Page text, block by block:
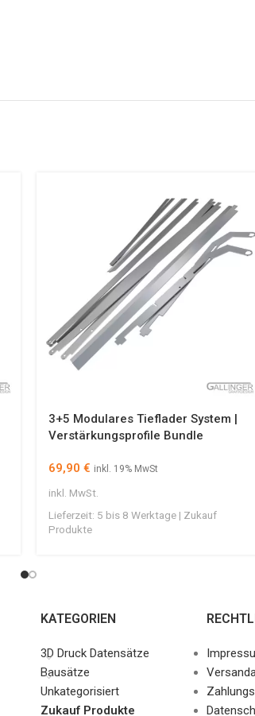
3+5 Modulares Tieflader System |
Verstärkungsprofile Bundle
69,90 € inkl. 19% MwSt
inkl. MwSt.
Lieferzeit: 5 bis 8 Werktage | Zukauf
Produkte
KATEGORIEN
3D Druck Datensätze
Bausätze
Unkategorisiert
Zukauf Produkte